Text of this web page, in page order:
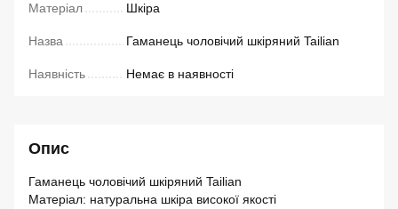
Матеріал Шкіра
Назва Гаманець чоловічий шкіряний Tailian
Наявність Немає в наявності
Опис
Гаманець чоловічий шкіряний Tailian
Матеріал: натуральна шкіра високої якості